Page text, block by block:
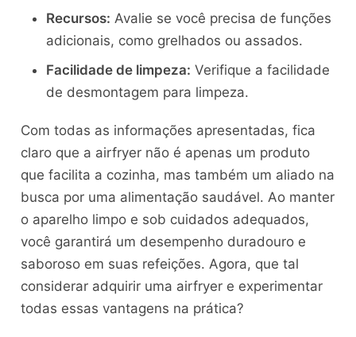
Recursos: Avalie se você precisa de funções
adicionais, como grelhados ou assados.
Facilidade de limpeza: Verifique a facilidade
de desmontagem para limpeza.
Com todas as informações apresentadas, fica
claro que a airfryer não é apenas um produto
que facilita a cozinha, mas também um aliado na
busca por uma alimentação saudável. Ao manter
o aparelho limpo e sob cuidados adequados,
você garantirá um desempenho duradouro e
saboroso em suas refeições. Agora, que tal
considerar adquirir uma airfryer e experimentar
todas essas vantagens na prática?